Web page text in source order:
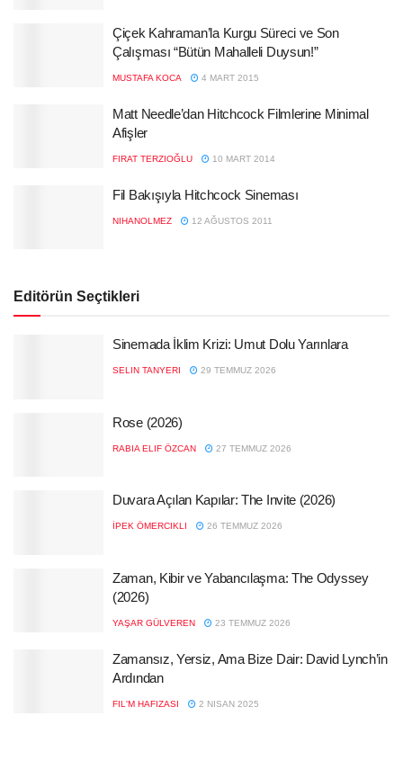
Çiçek Kahraman’la Kurgu Süreci ve Son
Çalışması “Bütün Mahalleli Duysun!”
MUSTAFA KOCA 4 MART 2015
Matt Needle’dan Hitchcock Filmlerine Minimal
Afişler
FIRAT TERZIOĞLU 10 MART 2014
Fil Bakışıyla Hitchcock Sineması
NIHANOLMEZ 12 AĞUSTOS 2011
Editörün Seçtikleri
Sinemada İklim Krizi: Umut Dolu Yarınlara
SELIN TANYERI 29 TEMMUZ 2026
Rose (2026)
RABIA ELIF ÖZCAN 27 TEMMUZ 2026
Duvara Açılan Kapılar: The Invite (2026)
İPEK ÖMERCIKLI 26 TEMMUZ 2026
Zaman, Kibir ve Yabancılaşma: The Odyssey
(2026)
YAŞAR GÜLVEREN 23 TEMMUZ 2026
Zamansız, Yersiz, Ama Bize Dair: David Lynch’in
Ardından
FIL'M HAFIZASI 2 NISAN 2025